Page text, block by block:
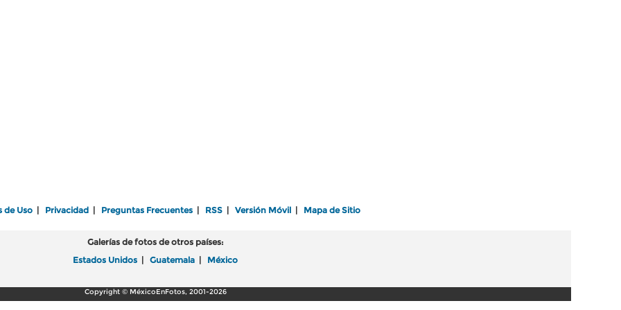
de Uso Privacidad Preguntas Frecuentes RSS Versión Móvil Mapa de Sitio
Galerías de fotos de otros países:
Estados Unidos
Guatemala México
Copyright © MéxicoEnFotos, 2001-2026